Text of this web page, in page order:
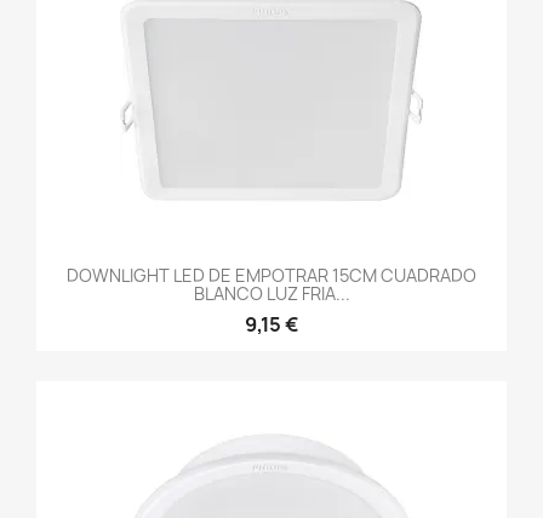
DOWNLIGHT LED DE EMPOTRAR 15CM CUADRADO
BLANCO LUZ FRIA...
9,15 €